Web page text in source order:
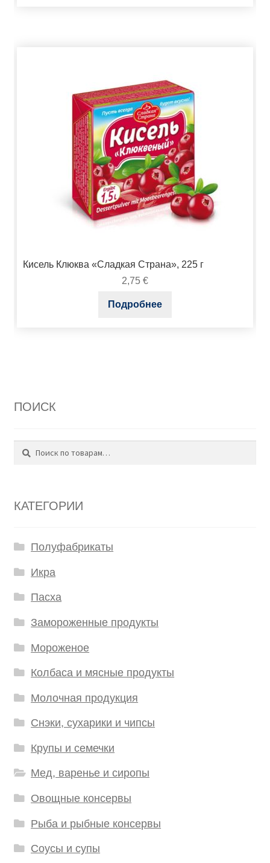
Кисель Клюква «Сладкая Страна», 225 г
2,75 €
Подробнее
ПОИСК
Искать:
Поиск
КАТЕГОРИИ
Полуфабрикаты
Икра
Пасха
Замороженные продукты
Мороженое
Колбаса и мясные продукты
Молочная продукция
Снэки, сухарики и чипсы
Крупы и семечки
Мед, варенье и сиропы
Овощные консервы
Рыба и рыбные консервы
Соусы и супы